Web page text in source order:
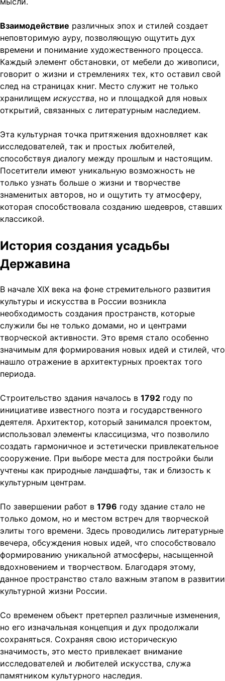
Взаимодействие различных эпох и стилей создает
неповторимую ауру, позволяющую ощутить дух
времени и понимание художественного процесса.
Каждый элемент обстановки, от мебели до живописи,
говорит о жизни и стремлениях тех, кто оставил свой
след на страницах книг. Место служит не только
хранилищем искусства, но и площадкой для новых
открытий, связанных с литературным наследием.
Эта культурная точка притяжения вдохновляет как
исследователей, так и простых любителей,
способствуя диалогу между прошлым и настоящим.
Посетители имеют уникальную возможность не
только узнать больше о жизни и творчестве
знаменитых авторов, но и ощутить ту атмосферу,
которая способствовала созданию шедевров, ставших
классикой.
История создания усадьбы
Державина
В начале XIX века на фоне стремительного развития
культуры и искусства в России возникла
необходимость создания пространств, которые
служили бы не только домами, но и центрами
творческой активности. Это время стало особенно
значимым для формирования новых идей и стилей, что
нашло отражение в архитектурных проектах того
периода.
Строительство здания началось в 1792 году по
инициативе известного поэта и государственного
деятеля. Архитектор, который занимался проектом,
использовал элементы классицизма, что позволило
создать гармоничное и эстетически привлекательное
сооружение. При выборе места для постройки были
учтены как природные ландшафты, так и близость к
культурным центрам.
По завершении работ в 1796 году здание стало не
только домом, но и местом встреч для творческой
элиты того времени. Здесь проводились литературные
вечера, обсуждения новых идей, что способствовало
формированию уникальной атмосферы, насыщенной
вдохновением и творчеством. Благодаря этому,
данное пространство стало важным этапом в развитии
культурной жизни России.
Со временем объект претерпел различные изменения,
но его изначальная концепция и дух продолжали
сохраняться. Сохраняя свою историческую
значимость, это место привлекает внимание
исследователей и любителей искусства, служа
памятником культурного наследия.